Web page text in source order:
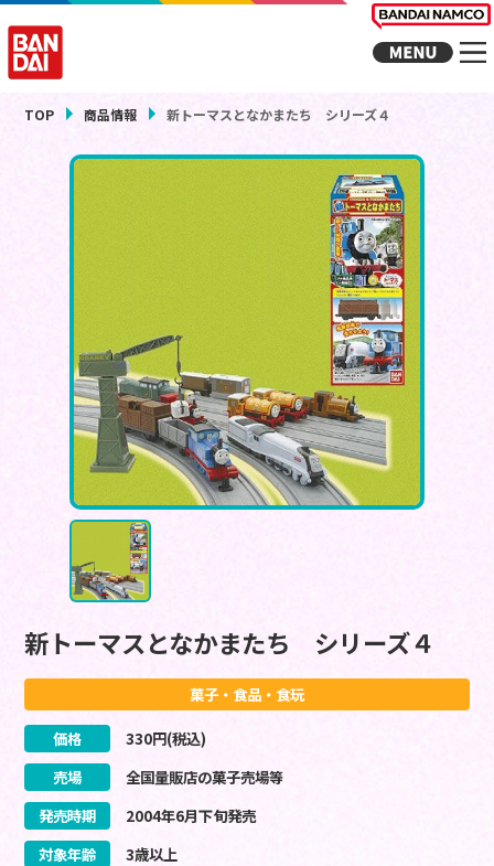
TOP 商品情報 新トーマスとなかまたち シリーズ４
新トーマスとなかまたち シリーズ４
菓子・食品・食玩
価格 330円(税込)
売場
全国量販店の菓子売場等
発売時期
2004年6月下旬発売
対象年齢
3歳以上